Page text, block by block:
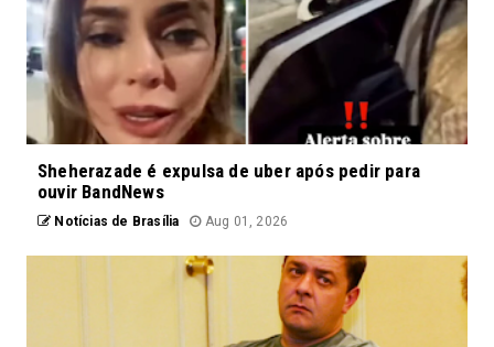
Sheherazade é expulsa de uber após pedir para
ouvir BandNews
Notícias de Brasília Aug 01, 2026